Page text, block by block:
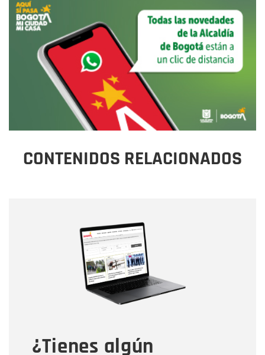
CONTENIDOS RELACIONADOS
¿Tienes algún
Correo electrónico
Tipo de comentario
Mensaje